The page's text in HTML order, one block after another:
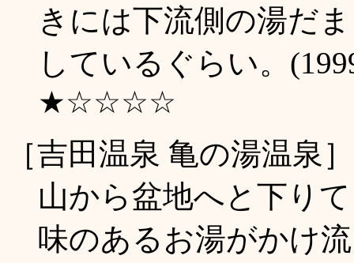
きには下流側の湯だ
しているぐらい。
★☆☆☆☆
［吉田温泉 亀の湯温泉
山から盆地へと下り
味のあるお湯がかけ